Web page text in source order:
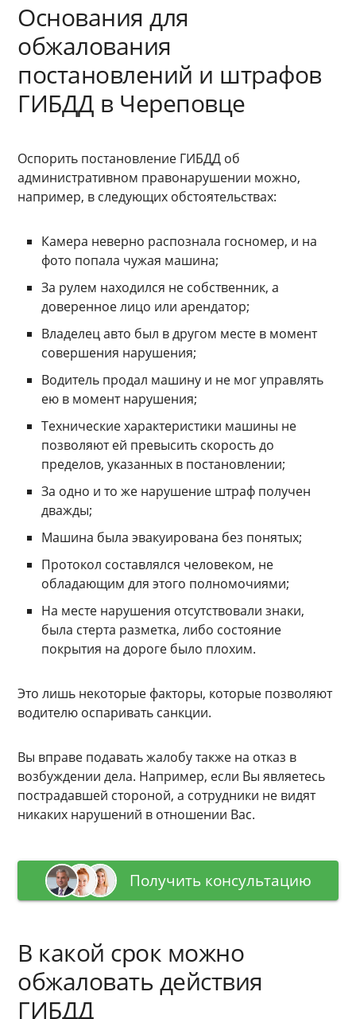
Основания для
обжалования
постановлений и штрафов
ГИБДД в Череповце
Оспорить постановление ГИБДД об
административном правонарушении можно,
например, в следующих обстоятельствах:
Камера неверно распознала госномер, и на
фото попала чужая машина;
За рулем находился не собственник, а
доверенное лицо или арендатор;
Владелец авто был в другом месте в момент
совершения нарушения;
Водитель продал машину и не мог управлять
ею в момент нарушения;
Технические характеристики машины не
позволяют ей превысить скорость до
пределов, указанных в постановлении;
За одно и то же нарушение штраф получен
дважды;
Машина была эвакуирована без понятых;
Протокол составлялся человеком, не
обладающим для этого полномочиями;
На месте нарушения отсутствовали знаки,
была стерта разметка, либо состояние
покрытия на дороге было плохим.
Это лишь некоторые факторы, которые позволяют
водителю оспаривать санкции.
Вы вправе подавать жалобу также на отказ в
возбуждении дела. Например, если Вы являетесь
пострадавшей стороной, а сотрудники не видят
никаких нарушений в отношении Вас.
Получить консультацию
В какой срок можно
обжаловать действия
ГИБДД